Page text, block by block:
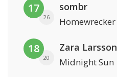
17
26
sombr
Homewrecker
18
20
Zara Larsson
Midnight Sun